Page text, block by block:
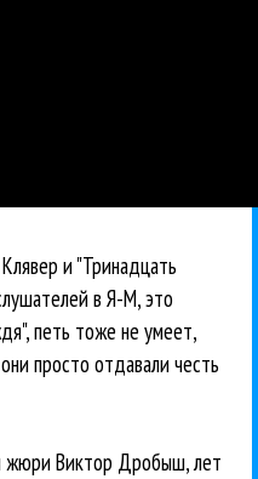
и "Тринадцать
в Я-М, это
петь тоже не умеет,
просто отдавали честь
жюри Виктор Дробыш, лет